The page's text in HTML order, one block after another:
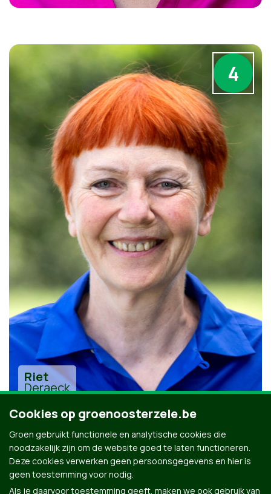
4
Riet
Deraeck
Alle kandidaten uit Oosterzele
Cookies op groenoosterzele.be
Groen gebruikt functionele en analytische cookies die
noodzakelijk zijn om de website goed te laten functioneren.
Deze cookies verwerken geen persoonsgegevens en hier is
geen toestemming voor nodig.
Als je daarvoor toestemming geeft, maken we ook gebruik van